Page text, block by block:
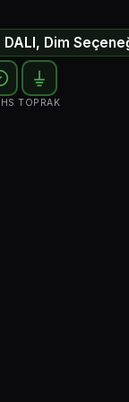
DALI, Dim
TOPRAK